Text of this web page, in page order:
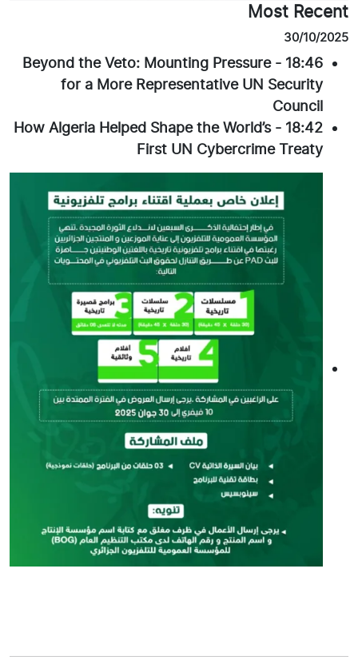
Most Recent
30/10/2025
18:46
-
Beyond the Veto: Mounting Pressure
for a More Representative UN Security
Council
18:42
-
How Algeria Helped Shape the World’s
First UN Cybercrime Treaty